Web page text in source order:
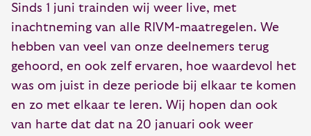
Sinds 1 juni trainden wij weer live, met
inachtneming van alle RIVM-maatregelen. We
hebben van veel van onze deelnemers terug
gehoord, en ook zelf ervaren, hoe waardevol het
was om juist in deze periode bij elkaar te komen
en zo met elkaar te leren. Wij hopen dan ook
van harte dat dat na 20 januari ook weer